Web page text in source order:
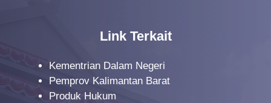
Link Terkait
Kementrian Dalam Negeri
Pemprov Kalimantan Barat
Produk Hukum